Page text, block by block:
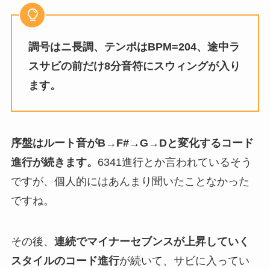
調号はニ長調、テンポはBPM=204、途中ラ
スサビの前だけ8分音符にスウィングが入り
ます。
序盤はルート音がB→F#→G→Dと変化するコード
進行が続きます。 6341進行とか言われているそう
ですが、個人的にはあんまり聞いたことなかった
ですね。
その後、 連続でマイナーセブンスが上昇していく
スタイルのコード進行が続いて、サビに入ってい